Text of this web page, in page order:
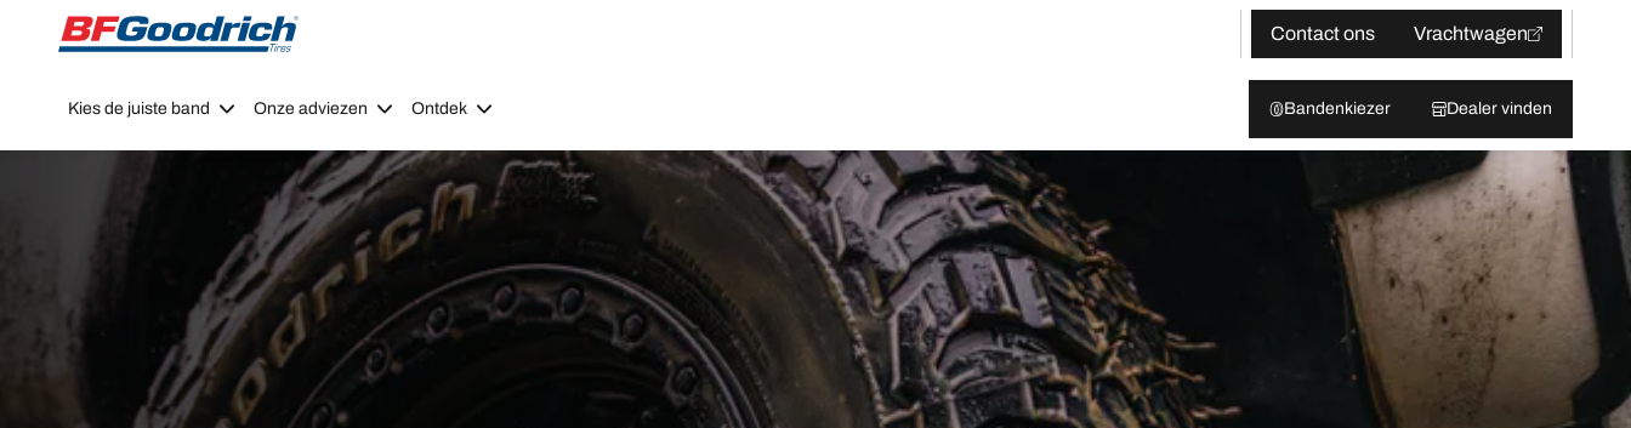
Go to page content
Go to page navigation
Contact ons
Vrachtwagen
Kies de juiste band Onze adviezen Ontdek Bandenkiezer Dealer vinden